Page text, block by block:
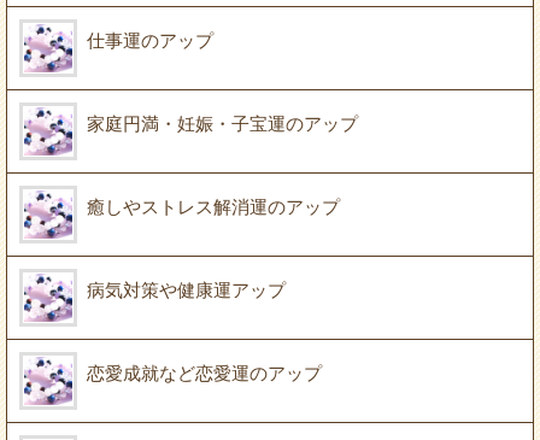
仕事運のアップ
家庭円満・妊娠・子宝運のアップ
癒しやストレス解消運のアップ
病気対策や健康運アップ
恋愛成就など恋愛運のアップ